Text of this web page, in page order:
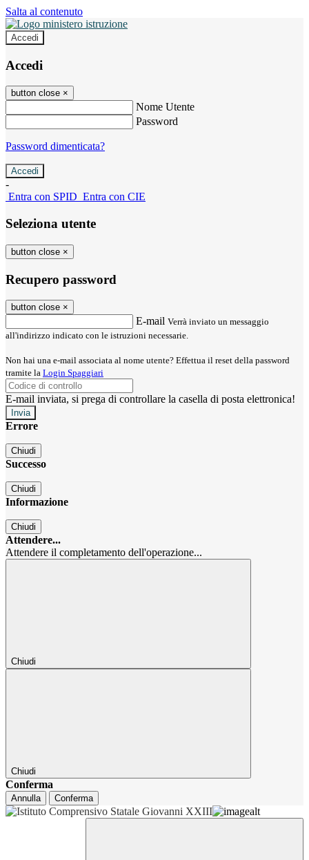
Salta al contenuto
Accedi
Accedi
button close ×
Nome Utente
Password
Password dimenticata?
-
Entra con SPID Entra con CIE
Seleziona utente
button close ×
Recupero password
button close ×
E-mail Verrà inviato un messaggio
all'indirizzo indicato con le istruzioni necessarie.
Non hai una e-mail associata al nome utente? Effettua il reset della password
tramite la Login Spaggiari
E-mail inviata, si prega di controllare la casella di posta elettronica!
Errore
Chiudi
Successo
Chiudi
Informazione
Chiudi
Attendere...
Attendere il completamento dell'operazione...
Chiudi
Chiudi
Conferma
Annulla Conferma